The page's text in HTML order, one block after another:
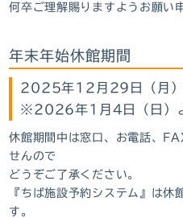
何卒ご理解賜りますようお願い
年末年始休館期間
2025年12月29日（月
※2026年1月4日（日）よ
休館期間中は窓口、お電話、
せんので
どうぞご了承ください。
『ちば施設予約システム』 は休
す。